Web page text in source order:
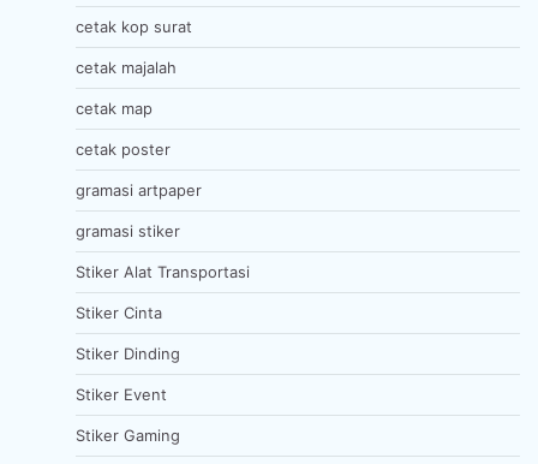
cetak kop surat
cetak majalah
cetak map
cetak poster
gramasi artpaper
gramasi stiker
Stiker Alat Transportasi
Stiker Cinta
Stiker Dinding
Stiker Event
Stiker Gaming